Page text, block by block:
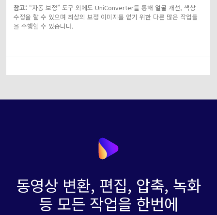
참고:“자동 보정” 도구 외에도 UniConverter를 통해 얼굴 개선, 색상
수정을 할 수 있으며 최상의 보정 이미지를 얻기 위한 다른 많은 작업들
을 수행할 수 있습니다.
동영상 변환, 편집, 압축, 녹화
등 모든 작업을 한번에